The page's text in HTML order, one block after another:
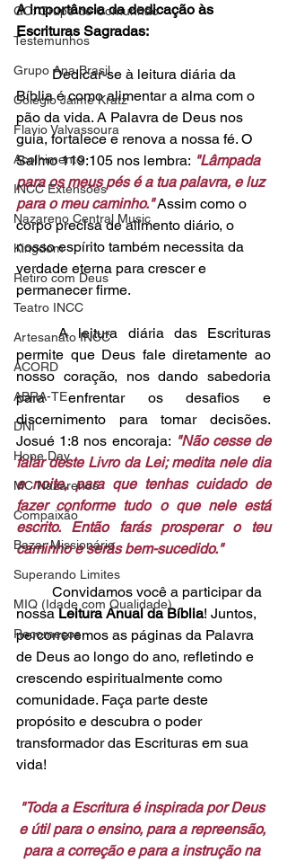
GC: Grupo de Comunhão
Testemunhos
Grupo Ana Brasil
Colégio Jaime Kratz
Flavio Valvassoura
Acolhimento
INCC Extensões
Nazareno Central Music
Kingdom
Retiro com Deus
Teatro INCC
Artesanato INCC
ACORD
ABRA-TE
DNI
Hope Day
MC Nazarenos
Compaixão
Bazar Missionário
Superando Limites
MIQ (Idade com Qualidade)
Recomeços
A importância da dedicação às
Escrituras Sagradas:
	Dedicar-se à leitura diária da
Bíblia é como alimentar a alma com o
pão da vida. A Palavra de Deus nos
guia, fortalece e renova a nossa fé. O
Salmo 119:105 nos lembra: "Lâmpada
para os meus pés é a tua palavra, e luz
para o meu caminho." Assim como o
corpo precisa de alimento diário, o
nosso espírito também necessita da
verdade eterna para crescer e
permanecer firme.
	A leitura diária das Escrituras
permite que Deus fale diretamente ao
nosso coração, nos dando sabedoria
para enfrentar os desafios e
discernimento para tomar decisões.
Josué 1:8 nos encoraja: "Não cesse de
falar deste Livro da Lei; medita nele dia
e noite, para que tenhas cuidado de
fazer conforme tudo o que nele está
escrito. Então farás prosperar o teu
caminho e serás bem-sucedido."
nossa Leitura Anual da Bíblia! Juntos,
percorreremos as páginas da Palavra
de Deus ao longo do ano, refletindo e
crescendo espiritualmente como
comunidade. Faça parte deste
propósito e descubra o poder
transformador das Escrituras em sua
vida!
"Toda a Escritura é inspirada por Deus
e útil para o ensino, para a repreensão,
para a correção e para a instrução na